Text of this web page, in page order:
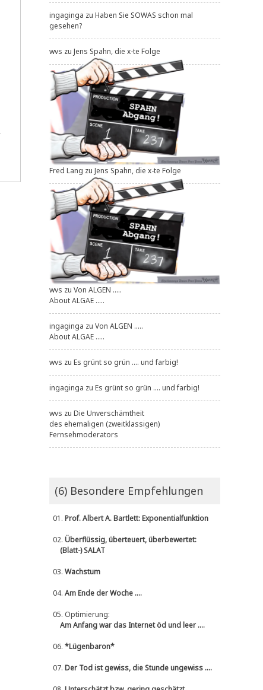
ingaginga zu Haben Sie SOWAS schon mal
gesehen?
wvs zu Jens Spahn, die x-te Folge
Fred Lang zu Jens Spahn, die x-te Folge
wvs zu Von ALGEN .....
About ALGAE .....
ingaginga zu Von ALGEN .....
About ALGAE .....
wvs zu Es grünt so grün .... und farbig!
ingaginga zu Es grünt so grün .... und farbig!
wvs zu Die Unverschämtheit
des ehemaligen (zweitklassigen)
Fernsehmoderators
(6) Besondere Empfehlungen
01. Prof. Albert A. Bartlett: Exponentialfunktion
02. Überflüssig, überteuert, überbewertet:
(Blatt-) SALAT
03. Wachstum
04. Am Ende der Woche ....
05. Optimierung:
Am Anfang war das Internet öd und leer ....
06. *Lügenbaron*
07. Der Tod ist gewiss, die Stunde ungewiss ....